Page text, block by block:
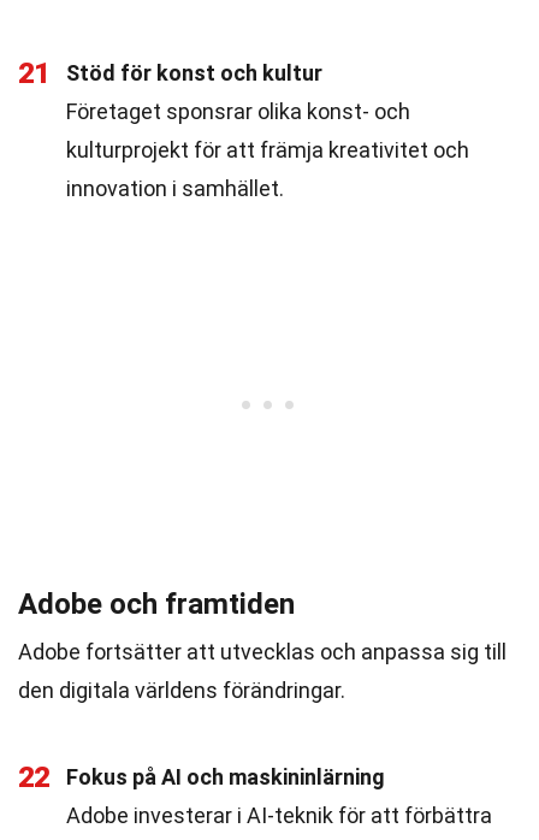
21
Stöd för konst och kultur
Företaget sponsrar olika konst- och
kulturprojekt för att främja kreativitet och
innovation i samhället.
Adobe och framtiden
Adobe fortsätter att utvecklas och anpassa sig till
den digitala världens förändringar.
22
Fokus på AI och maskininlärning
Adobe investerar i AI-teknik för att förbättra